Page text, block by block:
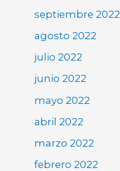
septiembre 2022
agosto 2022
julio 2022
junio 2022
mayo 2022
abril 2022
marzo 2022
febrero 2022